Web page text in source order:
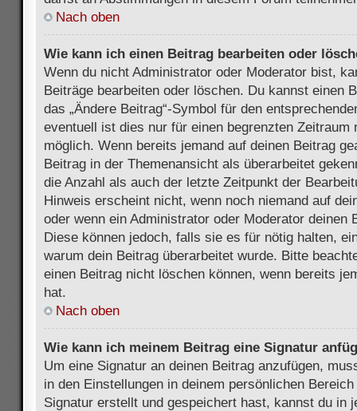
Nach oben
Wie kann ich einen Beitrag bearbeiten oder
Wenn du nicht Administrator oder Moderator bist,
Beiträge bearbeiten oder löschen. Du kannst einen
das „Ändere Beitrag“-Symbol für den
eventuell ist dies nur für einen begrenzten Zeitraum
möglich. Wenn bereits jemand auf deinen Beitrag
Beitrag in der Themenansicht als überarbeitet
die Anzahl als auch der letzte Zeitpunkt der
Hinweis erscheint nicht, wenn noch niemand auf
oder wenn ein Administrator oder Moderator deinen
Diese können jedoch, falls sie es für nötig halten,
warum dein Beitrag überarbeitet wurde. Bitte
einen Beitrag nicht löschen können, wenn bereits
hat.
Nach oben
Wie kann ich meinem Beitrag eine Signatur
Um eine Signatur an deinen Beitrag anzufügen,
in den Einstellungen in deinem persönlichen
Signatur erstellt und gespeichert hast, kannst du in